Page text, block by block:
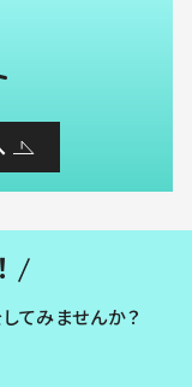
てみませんか？